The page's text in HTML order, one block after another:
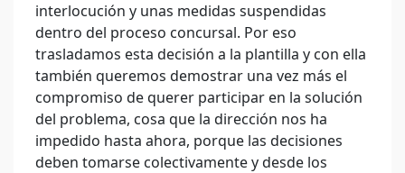
interlocución y unas medidas suspendidas
dentro del proceso concursal. Por eso
trasladamos esta decisión a la plantilla y con ella
también queremos demostrar una vez más el
compromiso de querer participar en la solución
del problema, cosa que la dirección nos ha
impedido hasta ahora, porque las decisiones
deben tomarse colectivamente y desde los